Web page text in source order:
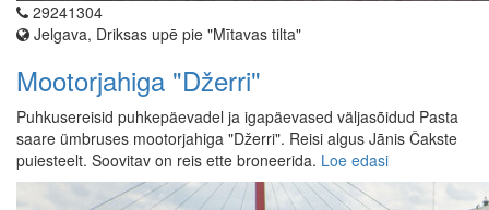
29241304
Jelgava, Driksas upē pie "Mītavas tilta"
Mootorjahiga "Džerri"
Puhkusereisid puhkepäevadel ja igapäevased väljasõidud Pasta
saare ümbruses mootorjahiga "Džerri". Reisi algus Jānis Čakste
puiesteelt. Soovitav on reis ette broneerida. Loe edasi